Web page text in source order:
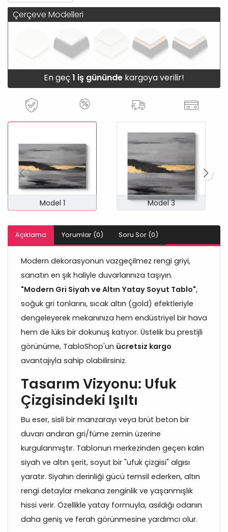
Çerçeve Modelleri
En geç1 iş gününde kargoya verilir!
Model 1 Model 3
Açıklama Yorumlar (0) Soru Sor (0)
Modern dekorasyonun vazgeçilmez rengi griyi,
sanatın en şık haliyle duvarlarınıza taşıyın.
"Modern Gri Siyah ve Altın Yatay Soyut Tablo",
soğuk gri tonlarını, sıcak altın (gold) efektleriyle
dengeleyerek mekanınıza hem endüstriyel bir hava
hem de lüks bir dokunuş katıyor. Üstelik bu prestijli
görünüme, TabloShop'un ücretsiz kargo
avantajıyla sahip olabilirsiniz.
Tasarım Vizyonu: Ufuk
Çizgisindeki Işıltı
Bu eser, sisli bir manzarayı veya brüt beton bir
duvarı andıran gri/füme zemin üzerine
kurgulanmıştır. Tablonun merkezinden geçen kalın
siyah ve altın şerit, soyut bir "ufuk çizgisi" algısı
yaratır. Siyahın derinliği gücü temsil ederken, altın
rengi detaylar mekana zenginlik ve yaşanmışlık
hissi verir. Özellikle yatay formuyla, asıldığı odanın
daha geniş ve ferah görünmesine yardımcı olur.